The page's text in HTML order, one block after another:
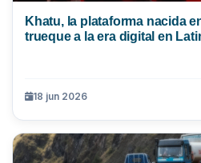
Khatu, la plataforma nacida
trueque a la era digital en
18 jun 2026